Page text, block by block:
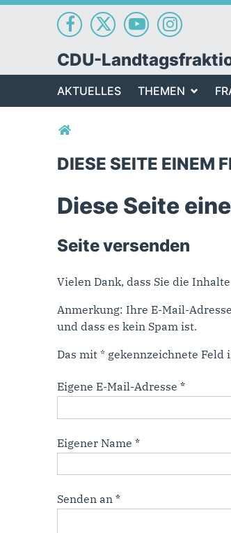
CDU-
AKTUELLES THEMEN
Sie sind hier
DIESE SEITE EINEM
Diese Seite
Seite versenden
Vielen Dank, dass Sie die
Anmerkung: Ihre E-Mail-
und dass es kein Spam ist.
Das mit * gekennzeichnete Feld
Eigene E-Mail-Adresse *
Eigener Name *
Senden an *